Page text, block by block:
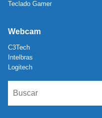
Teclado Gamer
Webcam
C3Tech
Intelbras
Logitech